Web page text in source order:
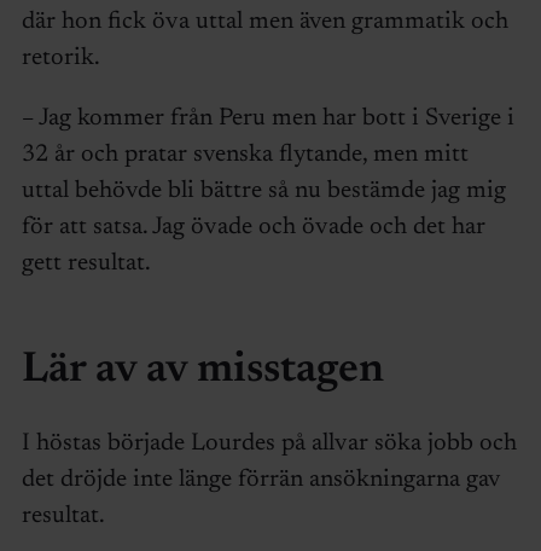
där hon fick öva uttal men även grammatik och
retorik.
– Jag kommer från Peru men har bott i Sverige i
32 år och pratar svenska flytande, men mitt
uttal behövde bli bättre så nu bestämde jag mig
för att satsa. Jag övade och övade och det har
gett resultat.
Lär av av misstagen
I höstas började Lourdes på allvar söka jobb och
det dröjde inte länge förrän ansökningarna gav
resultat.